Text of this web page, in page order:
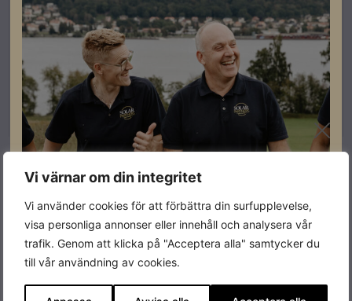
Vi värnar om din integritet
Vi använder cookies för att förbättra din surfupplevelse,
visa personliga annonser eller innehåll och analysera vår
trafik. Genom att klicka på "Acceptera alla" samtycker du
till vår användning av cookies.
El & Tillbehör
Vaillant ClimaVAIR Plus 025 (3,5kw) Innedel+utedel
Artikelnummer: 701014jj
Läs mer